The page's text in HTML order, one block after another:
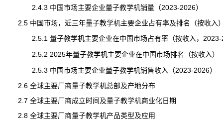
2.4.3 中国市场主要企业量子教学机销量（2023-2026）
2.5 中国市场，近三年量子教学机主要企业占有率及排名（按收入
2.5.1 量子教学机主要企业在中国市场占有率（按收入，2023-
2.5.2 2025年量子教学机主要企业在中国市场排名（按收入）
2.5.3 中国市场主要企业量子教学机销售收入（2023-2026）
2.6 全球主要厂商量子教学机总部及产地分布
2.7 全球主要厂商成立时间及量子教学机商业化日期
2.8 全球主要厂商量子教学机产品类型及应用